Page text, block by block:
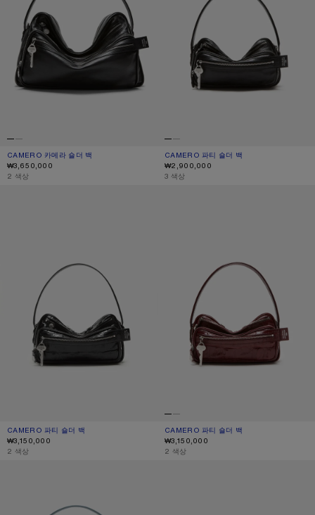
CAMERO 카메라 숄더 백
현재 색상: 블랙
가격: ₩3,650,000.
₩3,650,000
,2 색상
CAMERO 파티 숄더 백
현재 색상: 블랙
가격: ₩2,900,000.
₩2,900,000
,3 색상
CAMERO 파티 숄더 백
현재 색상: 블랙
가격: ₩3,150,000.
₩3,150,000
,2 색상
CAMERO 파티 숄더 백
현재 색상: 버건디
가격: ₩3,150,000.
₩3,150,000
,2 색상